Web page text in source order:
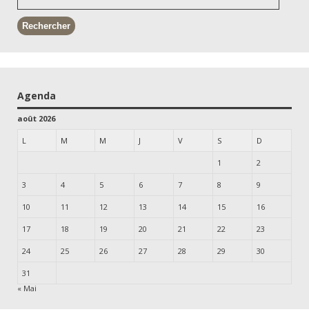
Agenda
août 2026
L M M J V S D
1 2
3 4 5 6 7 8 9
10 11 12 13 14 15 16
17 18 19 20 21 22 23
24 25 26 27 28 29 30
31
« Mai